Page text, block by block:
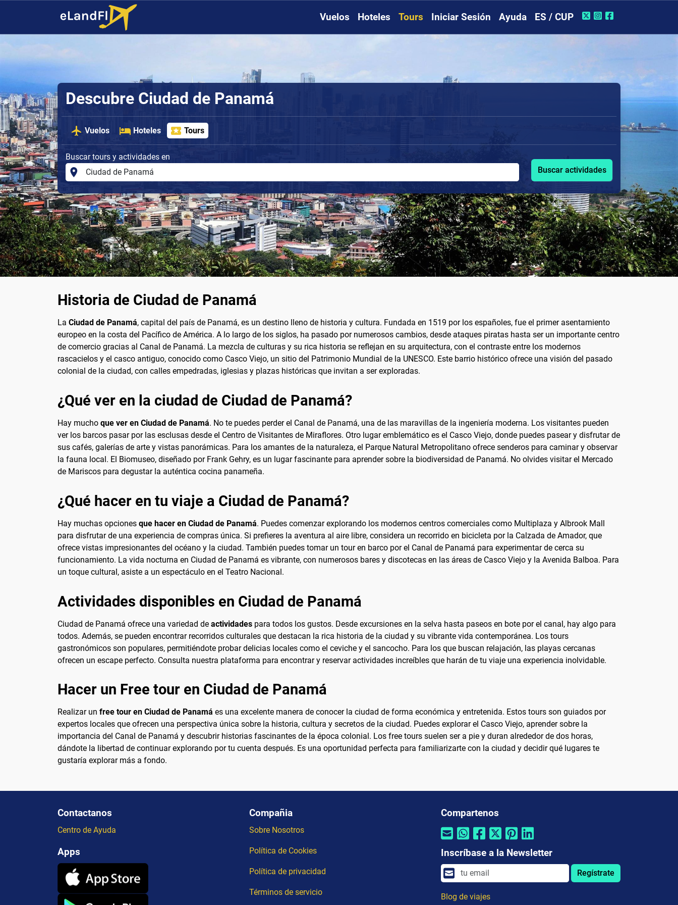
Vuelos Hoteles Tours Iniciar Sesión Ayuda ES / CUP
Descubre Ciudad de Panamá
Vuelos Hoteles Tours
Buscar tours y actividades en
Buscar actividades
Historia de Ciudad de Panamá
La Ciudad de Panamá, capital del país de Panamá, es un destino lleno de historia y cultura. Fundada en 1519 por los españoles, fue el primer asentamiento
europeo en la costa del Pacífico de América. A lo largo de los siglos, ha pasado por numerosos cambios, desde ataques piratas hasta ser un importante centro
de comercio gracias al Canal de Panamá. La mezcla de culturas y su rica historia se reflejan en su arquitectura, con el contraste entre los modernos
rascacielos y el casco antiguo, conocido como Casco Viejo, un sitio del Patrimonio Mundial de la UNESCO. Este barrio histórico ofrece una visión del pasado
colonial de la ciudad, con calles empedradas, iglesias y plazas históricas que invitan a ser exploradas.
¿Qué ver en la ciudad de Ciudad de Panamá?
Hay mucho que ver en Ciudad de Panamá. No te puedes perder el Canal de Panamá, una de las maravillas de la ingeniería moderna. Los visitantes pueden
ver los barcos pasar por las esclusas desde el Centro de Visitantes de Miraflores. Otro lugar emblemático es el Casco Viejo, donde puedes pasear y disfrutar de
sus cafés, galerías de arte y vistas panorámicas. Para los amantes de la naturaleza, el Parque Natural Metropolitano ofrece senderos para caminar y observar
la fauna local. El Biomuseo, diseñado por Frank Gehry, es un lugar fascinante para aprender sobre la biodiversidad de Panamá. No olvides visitar el Mercado
de Mariscos para degustar la auténtica cocina panameña.
¿Qué hacer en tu viaje a Ciudad de Panamá?
Hay muchas opciones que hacer en Ciudad de Panamá. Puedes comenzar explorando los modernos centros comerciales como Multiplaza y Albrook Mall
para disfrutar de una experiencia de compras única. Si prefieres la aventura al aire libre, considera un recorrido en bicicleta por la Calzada de Amador, que
ofrece vistas impresionantes del océano y la ciudad. También puedes tomar un tour en barco por el Canal de Panamá para experimentar de cerca su
funcionamiento. La vida nocturna en Ciudad de Panamá es vibrante, con numerosos bares y discotecas en las áreas de Casco Viejo y la Avenida Balboa. Para
un toque cultural, asiste a un espectáculo en el Teatro Nacional.
Actividades disponibles en Ciudad de Panamá
Ciudad de Panamá ofrece una variedad de actividades para todos los gustos. Desde excursiones en la selva hasta paseos en bote por el canal, hay algo para
todos. Además, se pueden encontrar recorridos culturales que destacan la rica historia de la ciudad y su vibrante vida contemporánea. Los tours
gastronómicos son populares, permitiéndote probar delicias locales como el ceviche y el sancocho. Para los que buscan relajación, las playas cercanas
ofrecen un escape perfecto. Consulta nuestra plataforma para encontrar y reservar actividades increíbles que harán de tu viaje una experiencia inolvidable.
Hacer un Free tour en Ciudad de Panamá
Realizar un free tour en Ciudad de Panamá es una excelente manera de conocer la ciudad de forma económica y entretenida. Estos tours son guiados por
expertos locales que ofrecen una perspectiva única sobre la historia, cultura y secretos de la ciudad. Puedes explorar el Casco Viejo, aprender sobre la
importancia del Canal de Panamá y descubrir historias fascinantes de la época colonial. Los free tours suelen ser a pie y duran alrededor de dos horas,
dándote la libertad de continuar explorando por tu cuenta después. Es una oportunidad perfecta para familiarizarte con la ciudad y decidir qué lugares te
gustaría explorar más a fondo.
Contactanos
Centro de Ayuda
Apps
Compañia
Sobre Nosotros
Política de Cookies
Política de privacidad
Términos de servicio
Compartenos
Inscríbase a la Newsletter
Regístrate
Blog de viajes